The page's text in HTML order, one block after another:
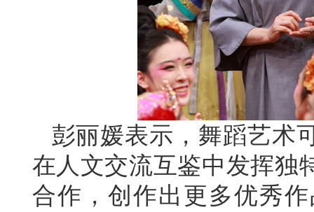
彭丽媛表示，舞蹈艺术
在人文交流互鉴中发挥独
合作，创作出更多优秀